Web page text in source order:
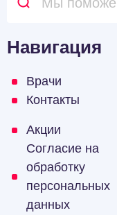
Навигация
Врачи
Контакты
Акции
Согласие на
обработку
персональных
данных